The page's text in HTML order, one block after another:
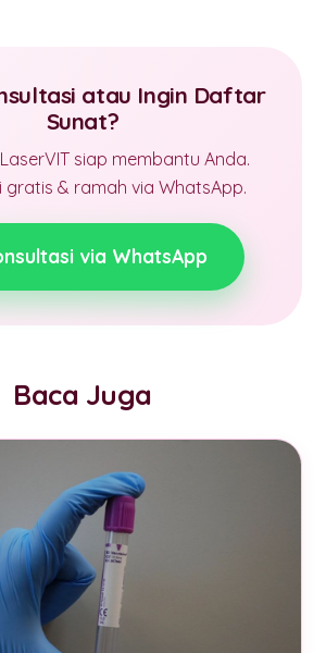
atau Ingin Daftar
Sunat?
siap membantu Anda.
gratis & ramah via WhatsApp.
via WhatsApp
Baca Juga